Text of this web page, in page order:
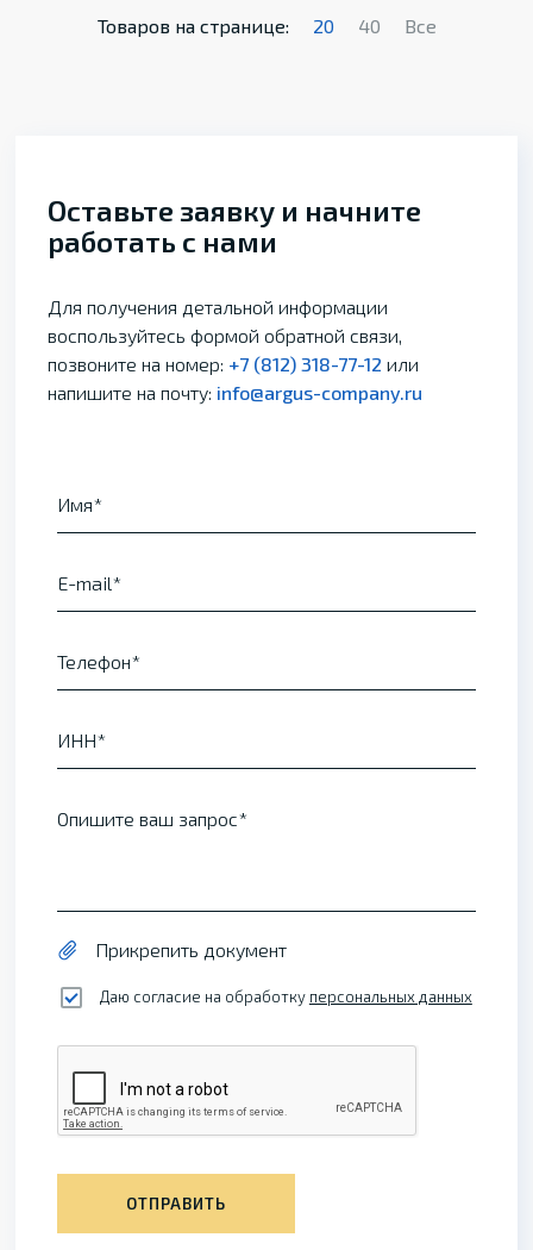
Товаров на странице: 20 40 Все
Оставьте заявку и начните
работать с нами
Для получения детальной информации
воспользуйтесь формой обратной связи,
позвоните на номер: +7 (812) 318-77-12 или
напишите на почту: info@argus-company.ru
Имя
E-mail
Телефон
ИНН
Опишите ваш запрос
Прикрепить документ
Даю согласие на обработку персональных данных
ОТПРАВИТЬ